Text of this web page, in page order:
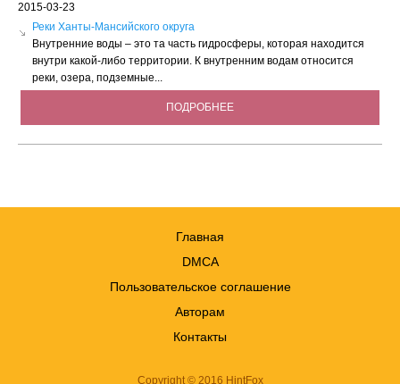
2015-03-23
Реки Ханты-Мансийского округа
Внутренние воды – это та часть гидросферы, которая находится
внутри какой-либо территории. К внутренним водам относится
реки, озера, подземные...
ПОДРОБНЕЕ
Copyright © 2016 HintFox
Главная
DMCA
Пользовательское соглашение
Авторам
Контакты